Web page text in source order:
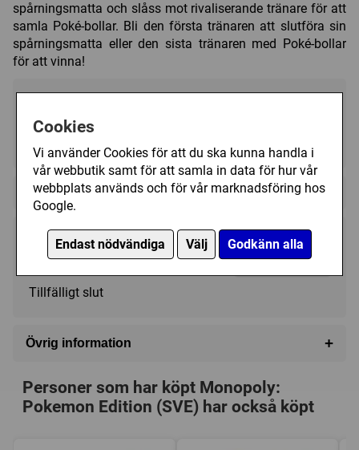
Cookies
Vi använder Cookies för att du ska kunna handla i
vår webbutik samt för att samla in data för hur vår
webbplats används och för vår marknadsföring hos
Google.
Endast nödvändiga Välj Godkänn alla
spårningsmatta och slåss mot rivaliserande tränare för att
samla Poké-bollar. Bli den första tränaren att slutföra sin
spårningsmatta eller den sista tränaren med Poké-bollar
för att vinna!
2 - 4 45 (min) 8+
Regelspråk:
435 kr Bevaka
Tillfälligt slut
Övrig information +
Serie: Monopol
Personer som har köpt Monopoly:
Pokemon Edition (SVE) har också köpt